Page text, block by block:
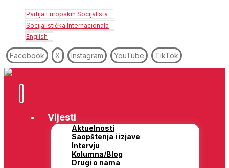
Partija Europskih Socijalista
Socijalistička Internacionala
English
Facebook X Instagram YouTube TikTok
Vijesti
Aktuelnosti
Saopštenja i izjave
Intervju
Kolumna/Blog
Drugi o nama